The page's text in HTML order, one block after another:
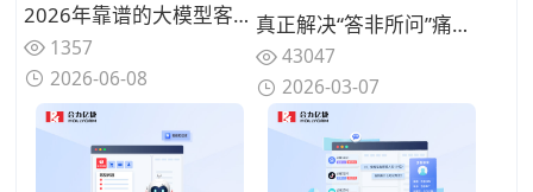
2026年靠谱的大模型客服机器人厂商推荐：技术实力与落地案例解析
1357
2026-06-08
真正解决“答非所问”痛点：2026年基于语义理解深度的智能客服机器人能力拆解与优选
43047
2026-03-07